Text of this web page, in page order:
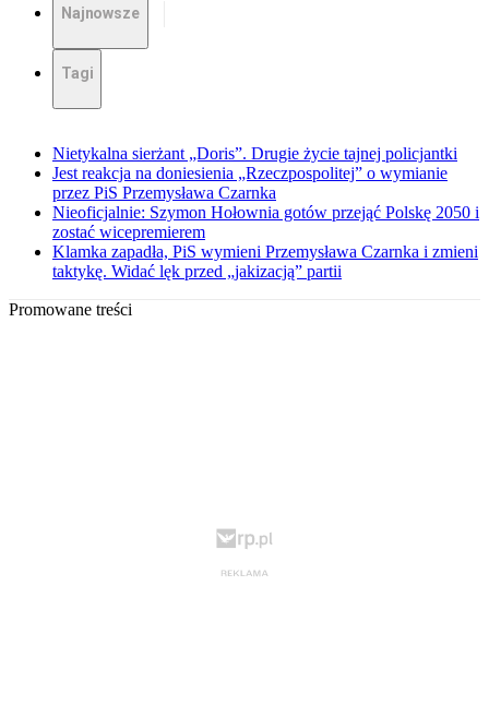
Najnowsze
Tagi
Nietykalna sierżant „Doris”. Drugie życie tajnej policjantki
Jest reakcja na doniesienia „Rzeczpospolitej” o wymianie
przez PiS Przemysława Czarnka
Nieoficjalnie: Szymon Hołownia gotów przejąć Polskę 2050 i
zostać wicepremierem
Klamka zapadła, PiS wymieni Przemysława Czarnka i zmieni
taktykę. Widać lęk przed „jakizacją” partii
Promowane treści